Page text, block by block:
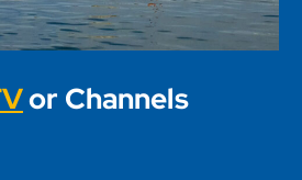
or Channels